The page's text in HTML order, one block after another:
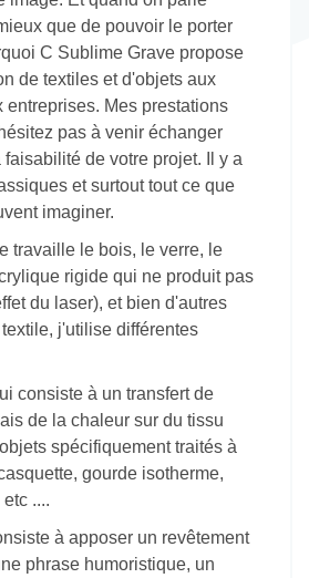
rigide qui ne produit pas
du laser), et bien d'autres
j'utilise différentes
consiste à un transfert de
de la chaleur sur du tissu
spécifiquement traités à
gourde isotherme,
à apposer un revêtement
phrase humoristique, un
par la création de
photos ou votre logo
image peut être travaillée
et avec différentes
une liste non exhaustive de
moi par mail,
réseaux sociaux et même sur